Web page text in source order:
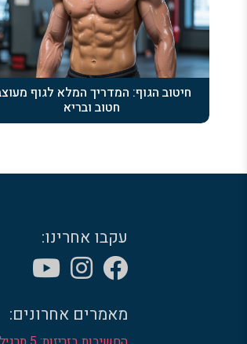
חיטוב הגוף: המדריך המלא לגוף
חטוב ובריא
עקבו אחרינו:
מאמרים אחרונים: